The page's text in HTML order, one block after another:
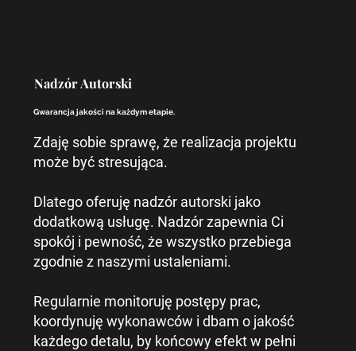
Nadzór Autorski
Gwarancja jakości na każdym etapie.
Zdaję sobie sprawę, że realizacja projektu
może być stresująca.
Dlatego oferuję nadzór autorski jako
dodatkową usługę. Nadzór zapewnia Ci
spokój i pewność, że wszystko przebiega
zgodnie z naszymi ustaleniami.
Regularnie monitoruję postępy prac,
koordynuję wykonawców i dbam o jakość
każdego detalu, by końcowy efekt w pełni